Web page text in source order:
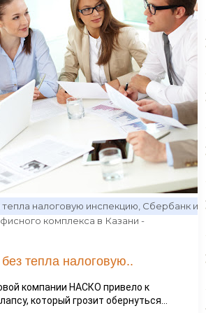
тепла налоговую..
компании НАСКО привело к
который грозит обернуться...